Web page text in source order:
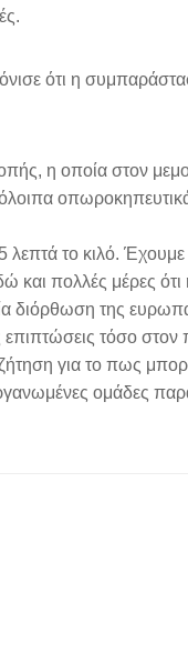
ότι η
η οποία στον
οπωροκηπευτικά
λεπτά το κιλό.
πολλές μέρες
διόρθωση της
τόσο στον
για το πως
ομάδες